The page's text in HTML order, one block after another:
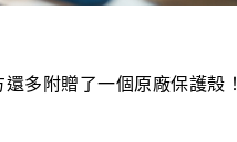
多附贈了一個原廠保護殼！